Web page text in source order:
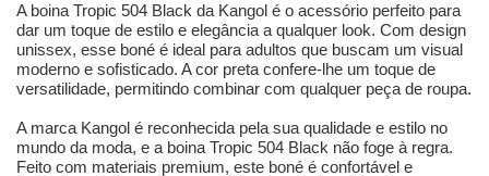
A boina Tropic 504 Black da Kangol é o acessório perfeito para
dar um toque de estilo e elegância a qualquer look. Com design
unissex, esse boné é ideal para adultos que buscam um visual
moderno e sofisticado. A cor preta confere-lhe um toque de
versatilidade, permitindo combinar com qualquer peça de roupa.
A marca Kangol é reconhecida pela sua qualidade e estilo no
mundo da moda, e a boina Tropic 504 Black não foge à regra.
Feito com materiais premium, este boné é confortável e